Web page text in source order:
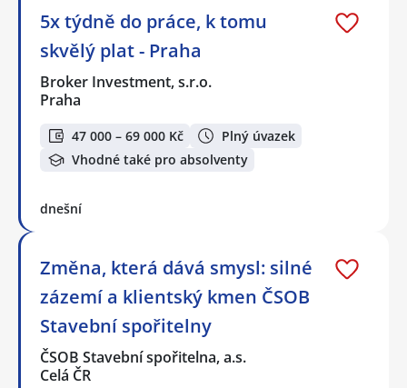
5x týdně do práce, k tomu
skvělý plat - Praha
Broker Investment, s.r.o.
Praha
47 000 – 69 000 Kč
Plný úvazek
Vhodné také pro absolventy
dnešní
Změna, která dává smysl: silné
zázemí a klientský kmen ČSOB
Stavební spořitelny
ČSOB Stavební spořitelna, a.s.
Celá ČR